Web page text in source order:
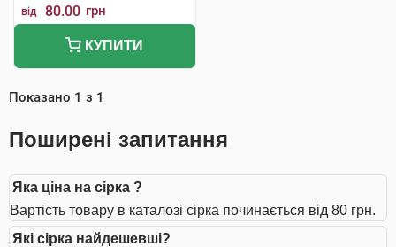
від 80.00 грн
КУПИТИ
Показано 1 з 1
Поширені запитання
Яка ціна на сірка ?
Вартість товару в каталозі сірка починається від 80 грн.
Які сірка найдешевші?